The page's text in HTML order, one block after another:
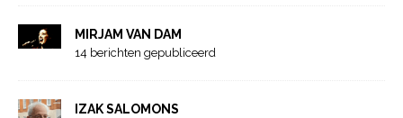
MIRJAM VAN DAM
14 berichten gepubliceerd
IZAK SALOMONS